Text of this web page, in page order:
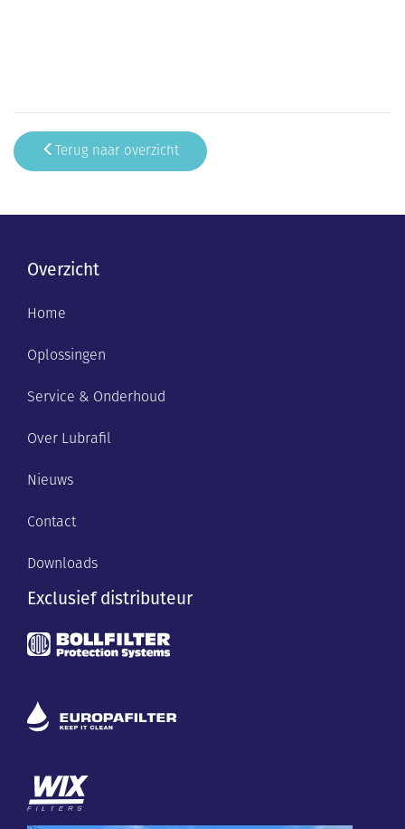
Terug naar overzicht
Overzicht
Home
Oplossingen
Service & Onderhoud
Over Lubrafil
Nieuws
Contact
Downloads
Exclusief distributeur